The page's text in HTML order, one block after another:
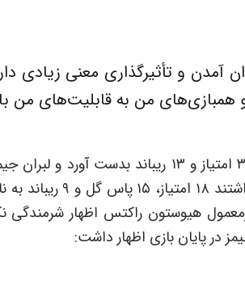
آمدن و تأثیرگذاری معنی
همبازی‌های من به قابلیت‌های من
آنتونی دیویس ۳۲ امتیاز و ۱۳ ریباند
رویکرد متفاوت
هیوستون راکتس اظهار شرمندگی
در پایان بازی اظهار داشت: